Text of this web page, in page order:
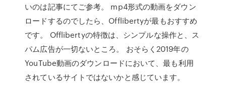
いのは記事にてご参考。 mp4形式の動画をダウン
ロードするのでしたら、Offlibertyが最もおすすめ
です。 Offlibertyの特徴は、シンプルな操作と、ス
パム広告が一切ないところ。 おそらく2019年の
YouTube動画のダウンロードにおいて、最も利用
されているサイトではないかと感じています。